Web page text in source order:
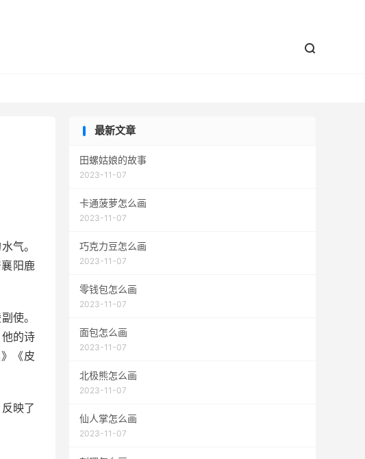

气。
阳鹿
使。
的诗
《皮
映了
最新文章
田螺姑娘的故事
2023-11-07
卡通菠萝怎么画
2023-11-07
巧克力豆怎么画
2023-11-07
零钱包怎么画
2023-11-07
面包怎么画
2023-11-07
北极熊怎么画
2023-11-07
仙人掌怎么画
2023-11-07